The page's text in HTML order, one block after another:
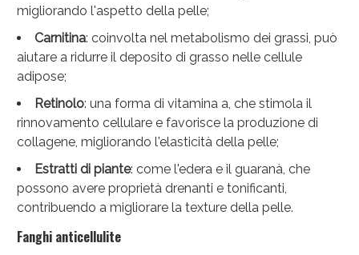
migliorando l'aspetto della pelle;
Carnitina: coinvolta nel metabolismo dei grassi, può
aiutare a ridurre il deposito di grasso nelle cellule
adipose;
Retinolo: una forma di vitamina a, che stimola il
rinnovamento cellulare e favorisce la produzione di
collagene, migliorando l'elasticità della pelle;
Estratti di piante: come l'edera e il guaranà, che
possono avere proprietà drenanti e tonificanti,
contribuendo a migliorare la texture della pelle.
Fanghi anticellulite
Scopri le offerte di Oggi